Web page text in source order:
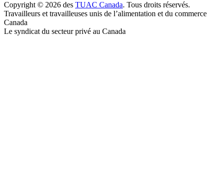
Copyright © 2026 des TUAC Canada. Tous droits réservés.
Travailleurs et travailleuses unis de l’alimentation et du commerce
Canada
Le syndicat du secteur privé au Canada